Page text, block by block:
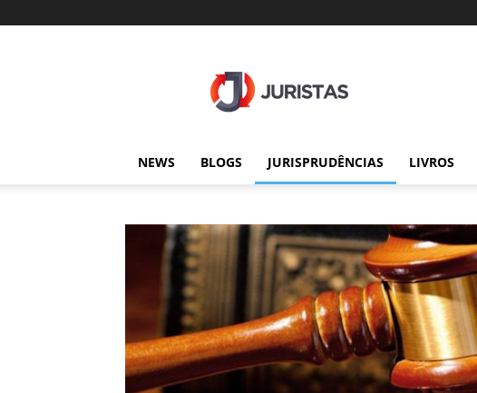
NEWS BLOGS JURISPRUDÊNCIAS LIVROS